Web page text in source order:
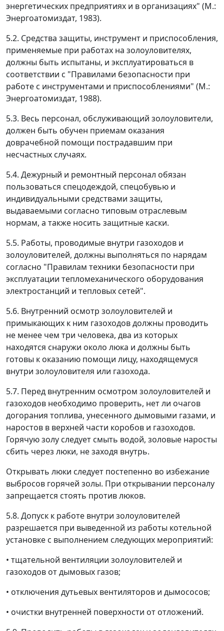
энергетических предприятиях и в организациях" (М.:
Энергоатомиздат, 1983).
5.2. Средства защиты, инструмент и приспособления,
применяемые при работах на золоуловителях,
должны быть испытаны, и эксплуатироваться в
соответствии с "Правилами безопасности при
работе с инструментами и приспособлениями" (М.:
Энергоатомиздат, 1988).
5.3. Весь персонал, обслуживающий золоуловители,
должен быть обучен приемам оказания
доврачебной помощи пострадавшим при
несчастных случаях.
5.4. Дежурный и ремонтный персонал обязан
пользоваться спецодеждой, спецобувью и
индивидуальными средствами защиты,
выдаваемыми согласно типовым отраслевым
нормам, а также носить защитные каски.
5.5. Работы, проводимые внутри газоходов и
золоуловителей, должны выполняться по нарядам
согласно "Правилам техники безопасности при
эксплуатации тепломеханического оборудования
электростанций и тепловых сетей".
5.6. Внутренний осмотр золоуловителей и
примыкающих к ним газоходов должны проводить
не менее чем три человека, два из которых
находятся снаружи около люка и должны быть
готовы к оказанию помощи лицу, находящемуся
внутри золоуловителя или газохода.
5.7. Перед внутренним осмотром золоуловителей и
газоходов необходимо проверить, нет ли очагов
догорания топлива, унесенного дымовыми газами, и
наростов в верхней части коробов и газоходов.
Горячую золу следует смыть водой, золовые наросты
сбить через люки, не заходя внутрь.
Открывать люки следует постепенно во избежание
выбросов горячей золы. При открывании персоналу
запрещается стоять против люков.
5.8. Допуск к работе внутри золоуловителей
разрешается при выведенной из работы котельной
установке с выполнением следующих мероприятий:
• тщательной вентиляции золоуловителей и
газоходов от дымовых газов;
• отключения дутьевых вентиляторов и дымососов;
• очистки внутренней поверхности от отложений.